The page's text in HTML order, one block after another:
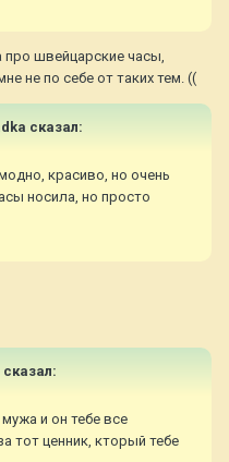
про швейцарские часы,
не по себе от таких тем. ((
сказал:
красиво, но очень
носила, но просто
сказал:
и он тебе все
тот ценник, кторый тебе